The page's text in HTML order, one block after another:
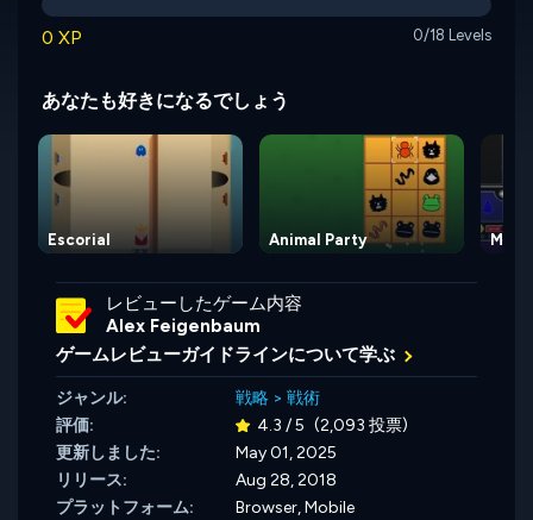
0 XP 0/18 Levels
あなたも好きになるでしょう
Escorial Animal Party
レビューしたゲーム内容
Alex Feigenbaum
ゲームレビューガイドラインについて学ぶ
ジャンル: 戦略 > 戦術
評価:
4.3 / 5 (2,093 投票)
更新しました:
May 01, 2025
リリース:
Aug 28, 2018
プラットフォーム:
Browser, Mobile